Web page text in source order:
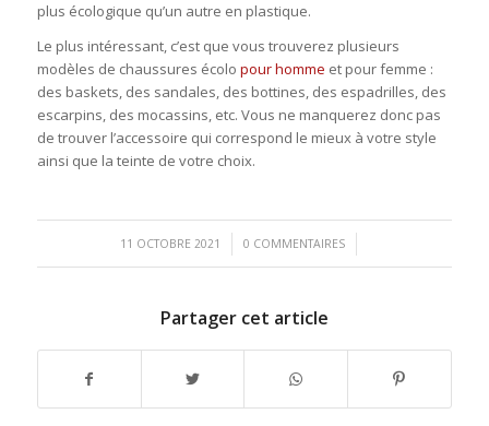
plus écologique qu’un autre en plastique.
Le plus intéressant, c’est que vous trouverez plusieurs
modèles de chaussures écolo pour homme et pour femme :
des baskets, des sandales, des bottines, des espadrilles, des
escarpins, des mocassins, etc. Vous ne manquerez donc pas
de trouver l’accessoire qui correspond le mieux à votre style
ainsi que la teinte de votre choix.
11 OCTOBRE 2021
/ 0 COMMENTAIRES
/
Partager cet article